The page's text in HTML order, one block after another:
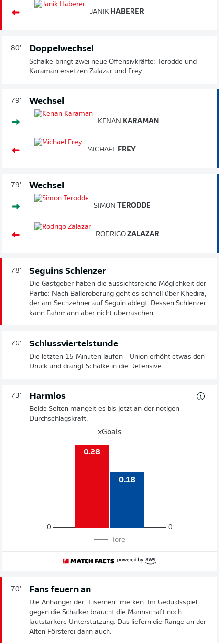
JANIK HABERER
80' Doppelwechsel
Schalke bringt zwei neue Offensivkräfte: Terodde und
Karaman ersetzen Zalazar und Frey.
79' Wechsel
KENAN KARAMAN
MICHAEL FREY
79' Wechsel
SIMON TERODDE
RODRIGO ZALAZAR
78' Seguins Schlenzer
Die Gastgeber haben die aussichtsreiche Möglichkeit der
Partie: Nach Balleroberung geht es schnell über Khedira,
der am Sechzehner auf Seguin ablegt. Dessen Schlenzer
kann Fährmann aber nicht überraschen.
76' Schlussviertelstunde
Die letzten 15 Minuten laufen - Union erhöht etwas den
Druck und drängt Schalke in die Defensive.
73' Harmlos
Beide Seiten mangelt es bis jetzt an der nötigen
Durchschlagskraft.
xGoals
0
0.28
0.18
0
Tore
70' Fans feuern an
Die Anhänger der "Eisernen" merken: Im Geduldsspiel
gegen die Schalker braucht die Mannschaft noch
lautstärkere Unterstützung. Das liefern die Ränge an der
Alten Försterei dann auch.